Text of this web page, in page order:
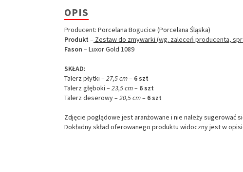
OPIS
Producent: Porcelana Bogucice (Porcelana Śląska)
Produkt – Zestaw do zmywarki (wg. zaleceń producenta,
Fason – Luxor Gold 1089
SKŁAD:
Talerz płytki –27,5 cm– 6 szt
Talerz głęboki –23,5 cm– 6 szt
Talerz deserowy –20,5 cm– 6 szt
Zdjęcie poglądowe jest aranżowane i nie należy sugerować
Dokładny skład oferowanego produktu widoczny jest w